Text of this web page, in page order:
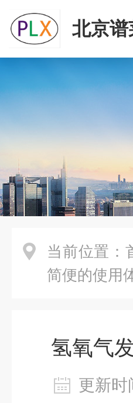
北京
当前位置：
简便的使用
氢氧气
更新